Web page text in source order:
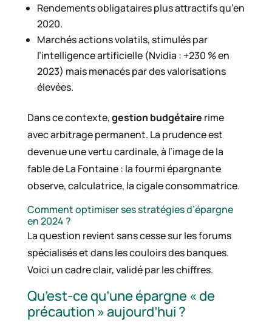
Rendements obligataires plus attractifs qu’en
2020.
Marchés actions volatils, stimulés par
l’intelligence artificielle (Nvidia : +230 % en
2023) mais menacés par des valorisations
élevées.
Dans ce contexte,gestion budgétaire rime
avec arbitrage permanent. La prudence est
devenue une vertu cardinale, à l’image de la
fable de La Fontaine : la fourmi épargnante
observe, calculatrice, la cigale consommatrice.
Comment optimiser ses stratégies d’épargne
en 2024 ?
La question revient sans cesse sur les forums
spécialisés et dans les couloirs des banques.
Voici un cadre clair, validé par les chiffres.
Qu’est-ce qu’une épargne « de
précaution » aujourd’hui ?